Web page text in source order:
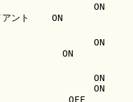
ON
アント    ON
ON
ON
ON
ON
OFF